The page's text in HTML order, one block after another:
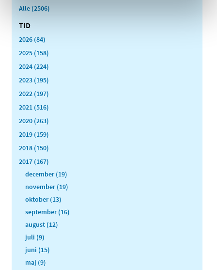
Alle (2506)
TID
2026 (84)
2025 (158)
2024 (224)
2023 (195)
2022 (197)
2021 (516)
2020 (263)
2019 (159)
2018 (150)
2017 (167)
december (19)
november (19)
oktober (13)
september (16)
august (12)
juli (9)
juni (15)
maj (9)